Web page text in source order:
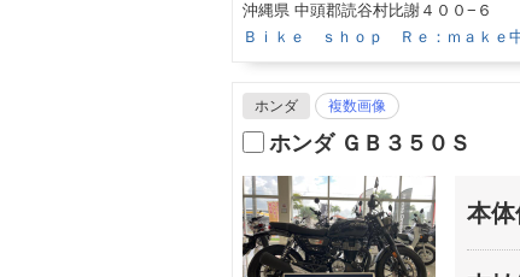
沖縄県 中頭郡読谷村比謝４００−６
Ｂｉｋｅ ｓｈｏｐ Ｒｅ：ｍａｋｅ
ホンダ 複数画像
ホンダ ＧＢ３５０Ｓ
本